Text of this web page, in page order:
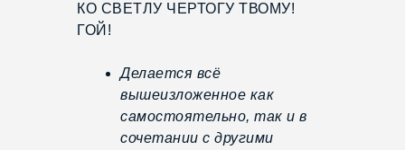
КО СВЕТЛУ ЧЕРТОГУ ТВОМУ!
ГОЙ!
Делается всё
вышеизложенное как
самостоятельно, так и в
сочетании с другими